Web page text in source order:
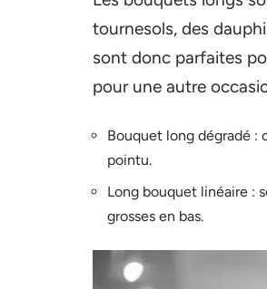
tournesols, des
sont donc parfaites
pour une autre
Bouquet long dégradé :
pointu.
Long bouquet linéaire :
grosses en bas.